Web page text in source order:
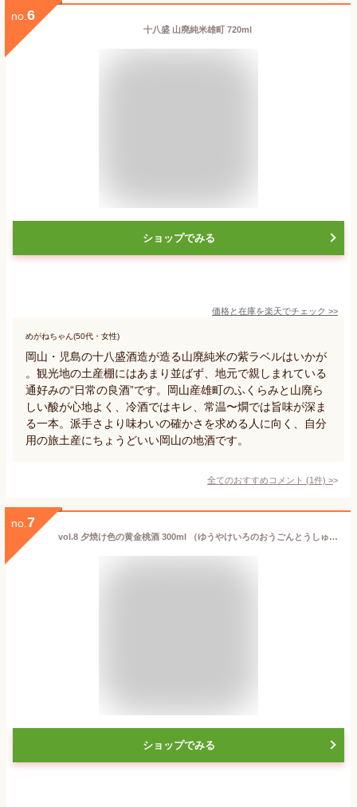
no. 6
十八盛 山廃純米雄町 720ml
ショップでみる
価格と在庫を楽天でチェック >>
めがねちゃん(50代・女性)
岡山・児島の十八盛酒造が造る山廃純米の紫ラベルはいかが
。観光地の土産棚にはあまり並ばず、地元で親しまれている
通好みの“日常の良酒”です。岡山産雄町のふくらみと山廃ら
しい酸が心地よく、冷酒ではキレ、常温〜燗では旨味が深ま
る一本。派手さより味わいの確かさを求める人に向く、自分
用の旅土産にちょうどいい岡山の地酒です。
全てのおすすめコメント (1件) >
no. 7
vol.8 夕焼け色の黄金桃酒 300ml （ゆうやけいろのおうごんとうしゅ） 箱入り
ショップでみる